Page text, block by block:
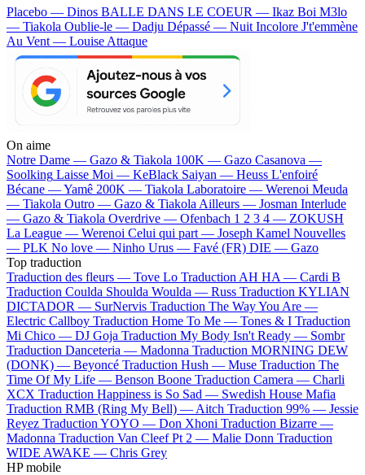
Placebo — Dinos BALLE DANS LE COEUR — Ikaz Boi M3lo
— Tiakola Oublie-le — Dadju Dépassé — Nuit Incolore J't'emmène
Au Vent — Louise Attaque
On aime
Notre Dame — Gazo & Tiakola 100K — Gazo Casanova —
Soolking Laisse Moi — KeBlack Saiyan — Heuss L'enfoiré
Bécane —Yamê 200K — Tiakola Laboratoire — Werenoi Meuda
— Tiakola Outro — Gazo & Tiakola Ailleurs — Josman Interlude
— Gazo & Tiakola Overdrive — Ofenbach 1 2 3 4 — ZOKUSH
La League — Werenoi Celui qui part — Joseph Kamel Nouvelles
— PLK No love — Ninho Urus — Favé (FR) DIE — Gazo
Top traduction
Traduction des fleurs — Tove Lo Traduction AH HA — Cardi B
Traduction Coulda Shoulda Woulda — Russ Traduction KYLIAN
DICTADOR — SurNervis Traduction The Way You Are —
Electric Callboy Traduction Home To Me — Tones & I Traduction
Mi Chico — DJ Goja Traduction My Body Isn't Ready — Sombr
Traduction Danceteria — Madonna Traduction MORNING DEW
(DONK) — Beyoncé Traduction Hush — Muse Traduction The
Time Of My Life — Benson Boone Traduction Camera — Charli
XCX Traduction Happiness is So Sad — Swedish House Mafia
Traduction RMB (Ring My Bell) — Aitch Traduction 99% — Jessie
Reyez Traduction YOYO — Don Xhoni Traduction Bizarre —
Madonna Traduction Van Cleef Pt 2 — Malie Donn Traduction
WIDE AWAKE — Chris Grey
HP mobile